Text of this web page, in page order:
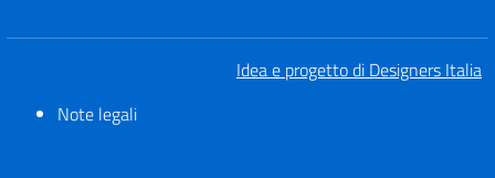
Idea e progetto di Designers Italia
Note legali